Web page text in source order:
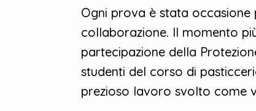
Ogni prova è stata
collaborazione. Il momento
partecipazione della
studenti del corso di
prezioso lavoro svolto come